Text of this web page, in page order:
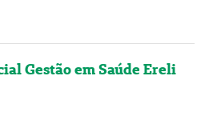
Gestão em Saúde Ereli